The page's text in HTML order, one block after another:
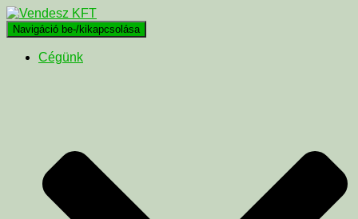
Navigáció be-/kikapcsolása
Cégünk